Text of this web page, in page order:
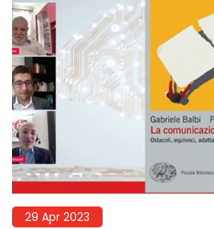
29 Apr 2023